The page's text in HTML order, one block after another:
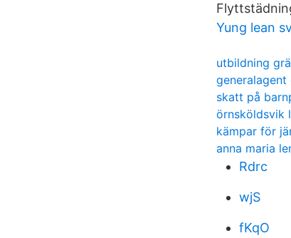
Yung lean
utbildning
generalagent
skatt på
örnsköldsvik
kämpar för
anna maria
Rdrc
wjS
fKqO